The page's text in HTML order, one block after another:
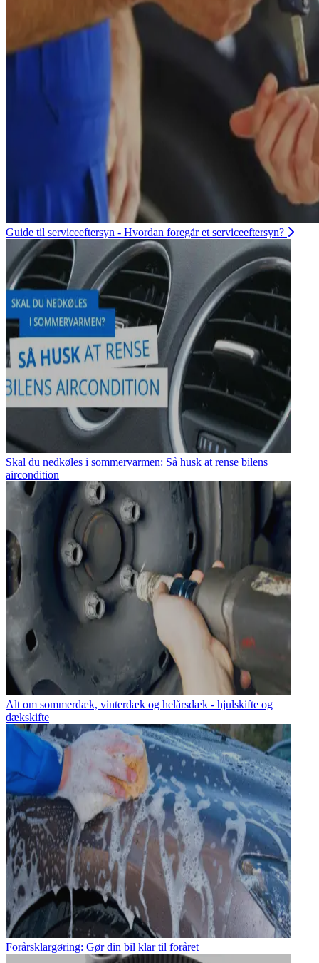
Guide til serviceeftersyn - Hvordan foregår et serviceeftersyn?
Skal du nedkøles i sommervarmen: Så husk at rense bilens
aircondition
Alt om sommerdæk, vinterdæk og helårsdæk - hjulskifte og
dækskifte
Forårsklargøring: Gør din bil klar til foråret